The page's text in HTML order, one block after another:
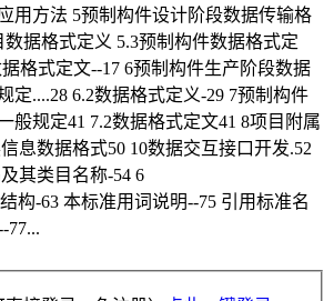
用方法 5预制构件设计阶段数据传输格
数据格式定义 5.3预制构件数据格式定
格式定文--17 6预制构件生产阶段数据
定....28 6.2数据格式定义-29 7预制构件
般规定41 7.2数据格式定文41 8项目附属
息数据格式50 10数据交互接口开发.52
其类目名称-54 6
构-63 本标准用词说明--75 引用标准名
77...